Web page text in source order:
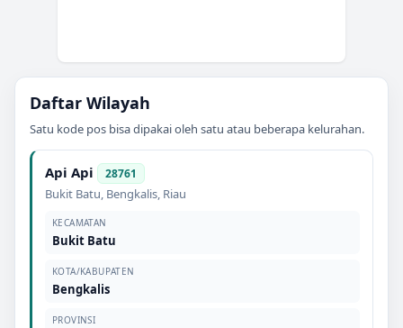
Daftar Wilayah
Satu kode pos bisa dipakai oleh satu atau beberapa kelurahan.
Api Api 28761
Bukit Batu, Bengkalis, Riau
KECAMATAN
Bukit Batu
KOTA/KABUPATEN
Bengkalis
PROVINSI